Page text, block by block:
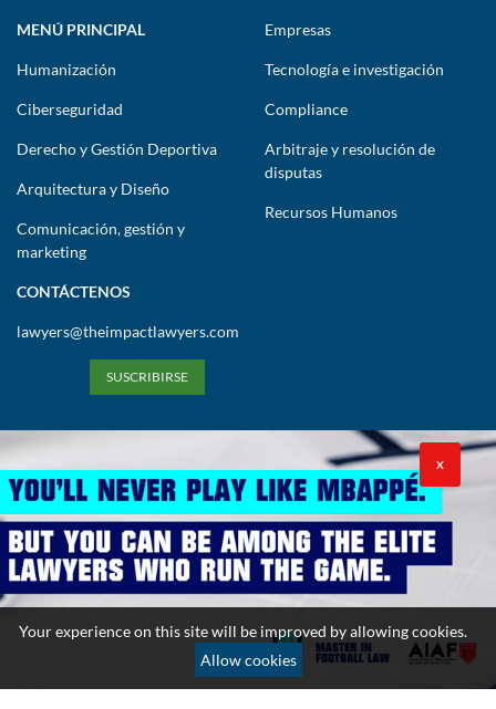
MENÚ PRINCIPAL
Humanización
Ciberseguridad
Derecho y Gestión Deportiva
Arquitectura y Diseño
Comunicación, gestión y
marketing
Empresas
Tecnología e investigación
Compliance
Arbitraje y resolución de
disputas
Recursos Humanos
CONTÁCTENOS
lawyers@theimpactlawyers.com
SUSCRIBIRSE
Política de privacidad Política de cookies
Términos y condiciones
Copyright 2026. Powered by Impact Lawyers
X
Your experience on this site will be improved by allowing cookies.
Allow cookies